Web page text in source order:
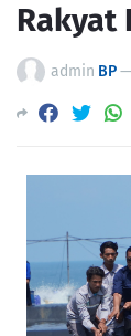
Rakyat
admin BP—